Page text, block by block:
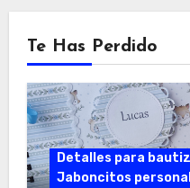
Te Has Perdido
Detalles para
Jaboncitos